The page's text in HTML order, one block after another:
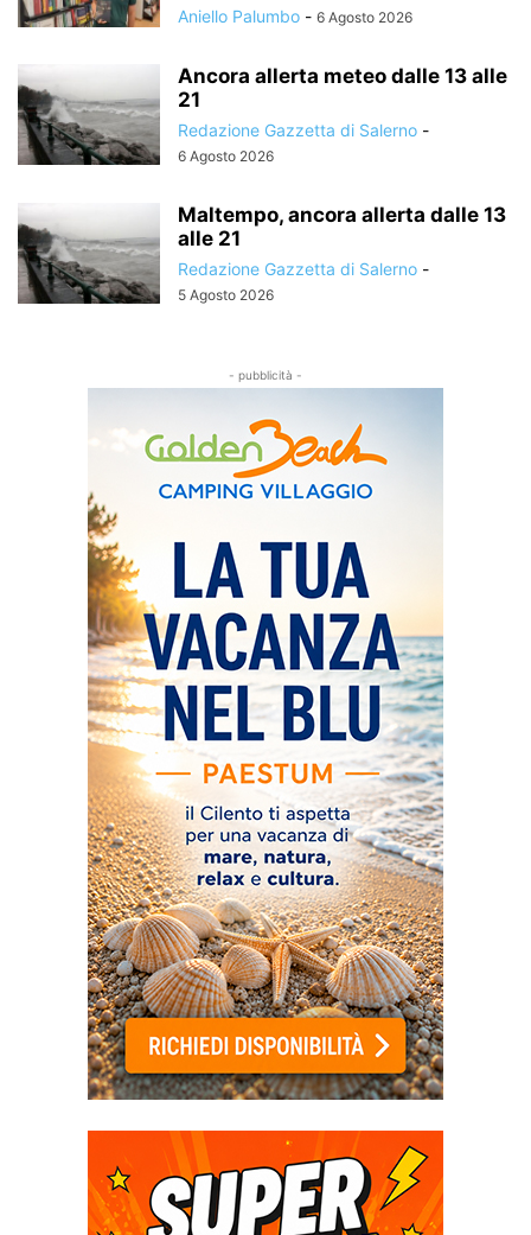
Aniello Palumbo - 6 Agosto 2026
Ancora allerta meteo dalle 13 alle
21
Redazione Gazzetta di Salerno -
6 Agosto 2026
Maltempo, ancora allerta dalle 13
alle 21
Redazione Gazzetta di Salerno -
5 Agosto 2026
- pubblicità -